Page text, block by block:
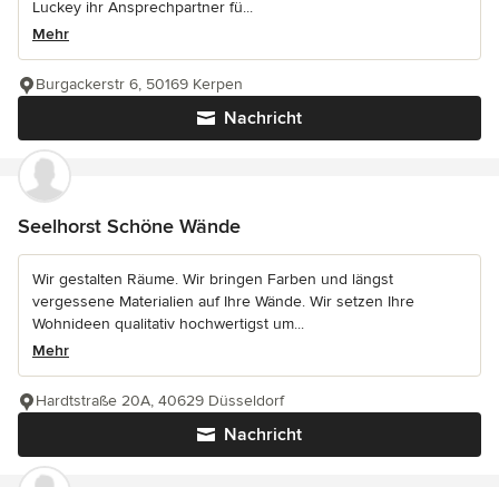
Luckey ihr Ansprechpartner fü...
Mehr
Nachricht
Burgackerstr 6, 50169 Kerpen
Seelhorst Schöne Wände
Wir gestalten Räume. Wir bringen Farben und längst
vergessene Materialien auf Ihre Wände. Wir setzen Ihre
Wohnideen qualitativ hochwertigst um...
Mehr
Nachricht
Hardtstraße 20A, 40629 Düsseldorf